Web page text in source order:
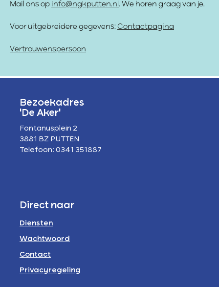
Mail ons op info@ngkputten.nl . We horen graag van je.
Voor uitgebreidere gegevens: Contactpagina
Vertrouwenspersoon
Bezoekadres
'De Aker'
Fontanusplein 2
3881 BZ PUTTEN
Telefoon: 0341 351887
Direct naar
Diensten
Wachtwoord
Contact
Privacyregeling